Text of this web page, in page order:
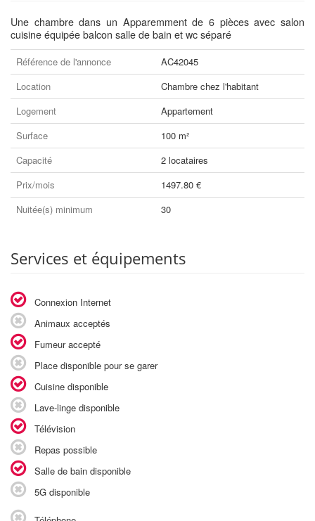
Une chambre dans un Apparemment de 6 pièces avec salon
cuisine équipée balcon salle de bain et wc séparé
Référence de l'annonce
AC42045
Location
Chambre chez l'habitant
Logement
Appartement
Surface
100 m²
Capacité
2 locataires
Prix/mois
1497.80 €
Nuitée(s) minimum
30
Services et équipements
Connexion Internet
Animaux acceptés
Fumeur accepté
Place disponible pour se garer
Cuisine disponible
Lave-linge disponible
Télévision
Repas possible
Salle de bain disponible
5G disponible